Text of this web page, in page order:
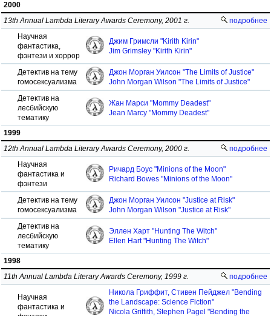
2000
подробнее
13th Annual Lambda Literary Awards Ceremony, 2001 г.
Научная
фантастика,
фэнтези и хоррор
Джим Гримсли "Kirith Kirin"
Jim Grimsley "Kirith Kirin"
Детектив на тему
гомосексуализма
Джон Морган Уилсон "The Limits of Justice"
John Morgan Wilson "The Limits of Justice"
Детектив на
лесбийскую
тематику
Жан Марси "Mommy Deadest"
Jean Marcy "Mommy Deadest"
1999
подробнее
12th Annual Lambda Literary Awards Ceremony, 2000 г.
Научная
фантастика и
фэнтези
Ричард Боус "Minions of the Moon"
Richard Bowes "Minions of the Moon"
Детектив на тему
гомосексуализма
Джон Морган Уилсон "Justice at Risk"
John Morgan Wilson "Justice at Risk"
Детектив на
лесбийскую
тематику
Эллен Харт "Hunting The Witch"
Ellen Hart "Hunting The Witch"
1998
подробнее
11th Annual Lambda Literary Awards Ceremony, 1999 г.
Научная
фантастика и
Никола Гриффит, Стивен Пейджел "Bending
the Landscape: Science Fiction"
Nicola Griffith, Stephen Pagel "Bending the